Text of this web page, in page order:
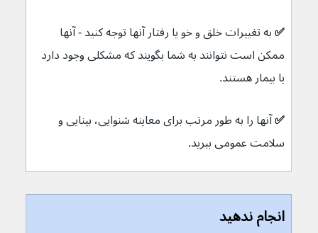
✅ به تغییرات خلق و خو یا رفتار آنها توجه کنید - آنها
ممکن است نتوانند به شما بگویند که مشکلی وجود دارد
یا بیمار هستند.
✅ آنها را به طور مرتب برای معاینه شنوایی، بینایی و
سلامت عمومی ببرید.
انجام ندهید